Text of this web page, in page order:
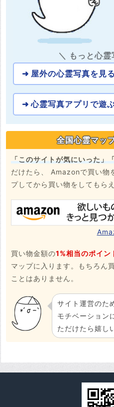
＼ もっと心
屋外の心霊写真を見る
心霊写真アプリで遊
全国心霊マッ
「このサイトが気にいった」
だけたら、 Amazonで買い物
プしてから買い物をしてもら
買い物金額の1%相当のポイン
マップに入ります。もちろん
ことはありません。
サイト運営のた
モチベーション
ただけたら嬉し